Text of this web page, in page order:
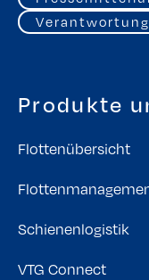
Verantwortung
Produkte
Flottenübersicht
Schienenlogistik
VTG Connect